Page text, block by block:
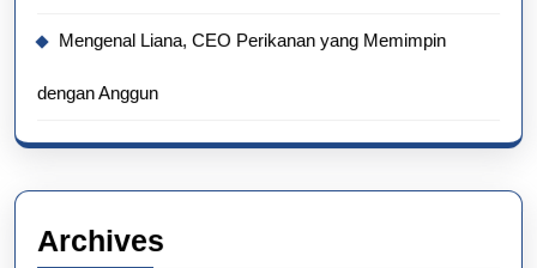
Mengenal Liana, CEO Perikanan yang Memimpin
dengan Anggun
Archives